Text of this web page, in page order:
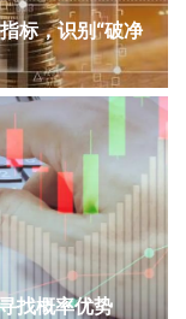
标，识别“破净
找概率优势